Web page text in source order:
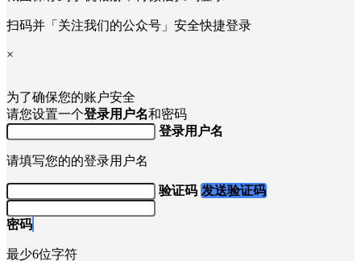
×
扫码并「关注我们的公众号」安全快捷登录
×
为了确保您的账户安全
请您设置一个登录用户名和密码
请填写您的的登录用户名